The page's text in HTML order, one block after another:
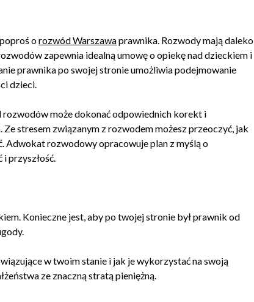
orozwód Warszawaprawnika. Rozwody mają daleko
zapewnia idealną umowę o opiekę nad dzieckiem i
prawnika po swojej stronie umożliwia podejmowanie
dzieci.
rozwodów może dokonać odpowiednich korekt i
stresem związanym z rozwodem możesz przeoczyć, jak
Adwokat rozwodowy opracowuje plan z myślą o
przyszłość.
Konieczne jest, aby po twojej stronie był prawnik od
w twoim stanie i jak je wykorzystać na swoją
ze znaczną stratą pieniężną.